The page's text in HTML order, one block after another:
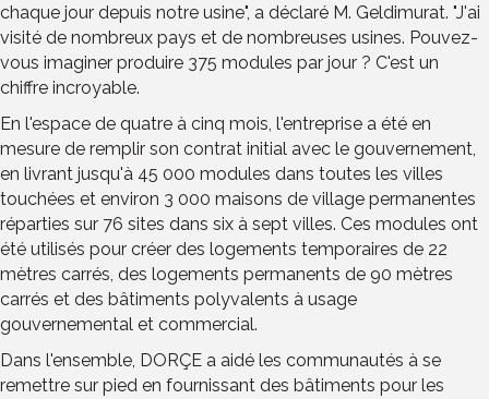
chaque jour depuis notre usine", a déclaré M. Geldimurat. "J'ai
visité de nombreux pays et de nombreuses usines. Pouvez-
vous imaginer produire 375 modules par jour ? C'est un
chiffre incroyable.
En l'espace de quatre à cinq mois, l'entreprise a été en
mesure de remplir son contrat initial avec le gouvernement,
en livrant jusqu'à 45 000 modules dans toutes les villes
touchées et environ 3 000 maisons de village permanentes
réparties sur 76 sites dans six à sept villes. Ces modules ont
été utilisés pour créer des logements temporaires de 22
mètres carrés, des logements permanents de 90 mètres
carrés et des bâtiments polyvalents à usage
gouvernemental et commercial.
Dans l'ensemble, DORÇE a aidé les communautés à se
remettre sur pied en fournissant des bâtiments pour les